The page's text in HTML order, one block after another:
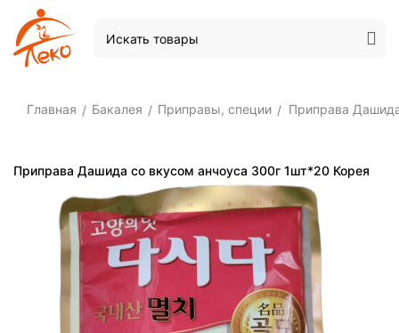
Главная / Бакалея / Приправы, специи / Приправа
Приправа Дашида со вкусом анчоуса 300г 1шт*20 Корея